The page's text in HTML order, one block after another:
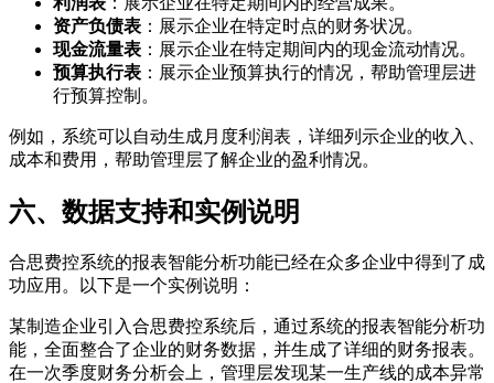
资产负债表 ：展示企业在特定时点的财务状况。
现金流量表 ：展示企业在特定期间内的现金流动情况。
预算执行表 ：展示企业预算执行的情况，帮助管理层进
行预算控制。
例如，系统可以自动生成月度利润表，详细列示企业的收入、
成本和费用，帮助管理层了解企业的盈利情况。
六、数据支持和实例说明
合思费控系统的报表智能分析功能已经在众多企业中得到了成
功应用。以下是一个实例说明：
某制造企业引入合思费控系统后，通过系统的报表智能分析功
能，全面整合了企业的财务数据，并生成了详细的财务报表。
在一次季度财务分析会上，管理层发现某一生产线的成本异常